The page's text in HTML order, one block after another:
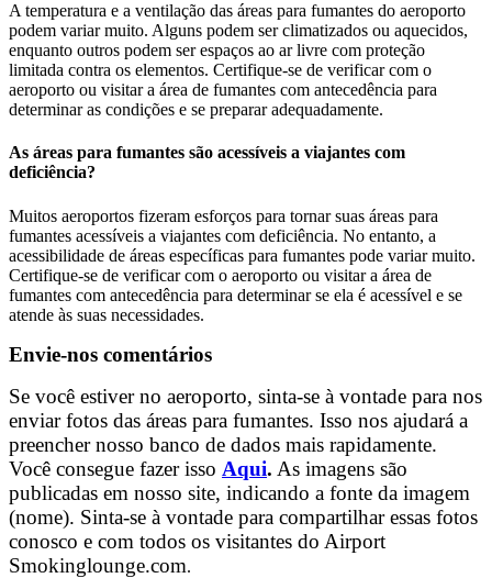
A temperatura e a ventilação das áreas para fumantes do aeroporto
podem variar muito. Alguns podem ser climatizados ou aquecidos,
enquanto outros podem ser espaços ao ar livre com proteção
limitada contra os elementos. Certifique-se de verificar com o
aeroporto ou visitar a área de fumantes com antecedência para
determinar as condições e se preparar adequadamente.
As áreas para fumantes são acessíveis a viajantes com
deficiência?
Muitos aeroportos fizeram esforços para tornar suas áreas para
fumantes acessíveis a viajantes com deficiência. No entanto, a
acessibilidade de áreas específicas para fumantes pode variar muito.
Certifique-se de verificar com o aeroporto ou visitar a área de
fumantes com antecedência para determinar se ela é acessível e se
atende às suas necessidades.
Envie-nos comentários
Se você estiver no aeroporto, sinta-se à vontade para nos
enviar fotos das áreas para fumantes. Isso nos ajudará a
preencher nosso banco de dados mais rapidamente.
Você consegue fazer isso Aqui. As imagens são
publicadas em nosso site, indicando a fonte da imagem
(nome). Sinta-se à vontade para compartilhar essas fotos
conosco e com todos os visitantes do Airport
Smokinglounge.com.